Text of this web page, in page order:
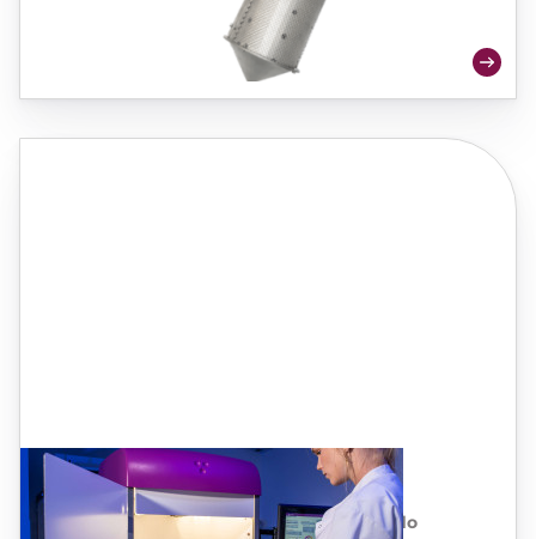
Dyostem
Seguimiento de la madurez de su viñedo